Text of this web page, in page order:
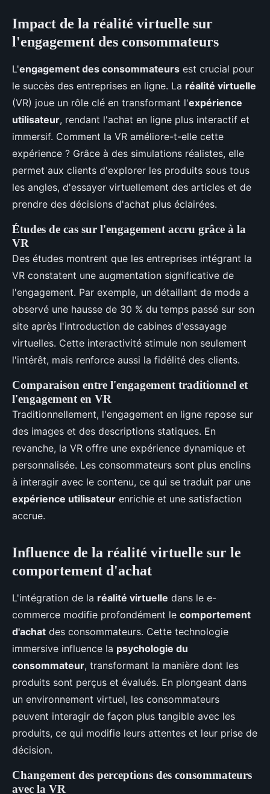
Impact de la réalité virtuelle sur
l'engagement des consommateurs
L'engagement des consommateurs est crucial pour
le succès des entreprises en ligne. La réalité virtuelle
(VR) joue un rôle clé en transformant l'expérience
utilisateur, rendant l'achat en ligne plus interactif et
immersif. Comment la VR améliore-t-elle cette
expérience ? Grâce à des simulations réalistes, elle
permet aux clients d'explorer les produits sous tous
les angles, d'essayer virtuellement des articles et de
prendre des décisions d'achat plus éclairées.
Études de cas sur l'engagement accru grâce à la
VR
Des études montrent que les entreprises intégrant la
VR constatent une augmentation significative de
l'engagement. Par exemple, un détaillant de mode a
observé une hausse de 30 % du temps passé sur son
site après l'introduction de cabines d'essayage
virtuelles. Cette interactivité stimule non seulement
l'intérêt, mais renforce aussi la fidélité des clients.
Comparaison entre l'engagement traditionnel et
l'engagement en VR
Traditionnellement, l'engagement en ligne repose sur
des images et des descriptions statiques. En
revanche, la VR offre une expérience dynamique et
personnalisée. Les consommateurs sont plus enclins
à interagir avec le contenu, ce qui se traduit par une
expérience utilisateur enrichie et une satisfaction
accrue.
Influence de la réalité virtuelle sur le
comportement d'achat
L'intégration de la réalité virtuelle dans le e-
commerce modifie profondément le comportement
d'achat des consommateurs. Cette technologie
immersive influence la psychologie du
consommateur, transformant la manière dont les
produits sont perçus et évalués. En plongeant dans
un environnement virtuel, les consommateurs
peuvent interagir de façon plus tangible avec les
produits, ce qui modifie leurs attentes et leur prise de
décision.
Changement des perceptions des consommateurs
avec la VR